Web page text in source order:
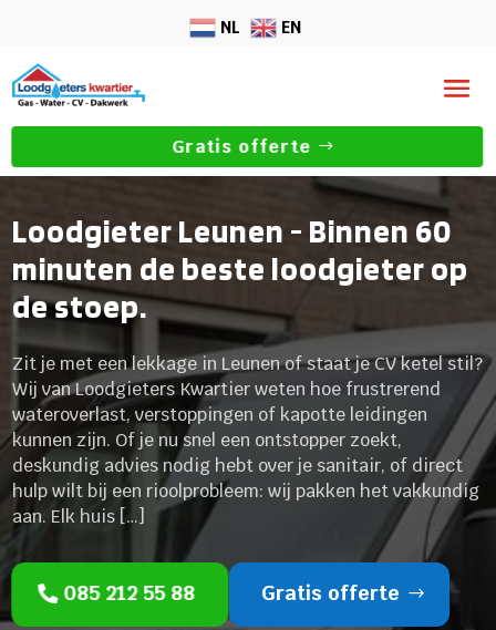
NL EN
Gratis offerte
Loodgieter Leunen - Binnen 60
minuten de beste loodgieter op
de stoep.
Zit je met een lekkage in Leunen of staat je CV ketel stil?
Wij van Loodgieters Kwartier weten hoe frustrerend
wateroverlast, verstoppingen of kapotte leidingen
kunnen zijn. Of je nu snel een ontstopper zoekt,
deskundig advies nodig hebt over je sanitair, of direct
hulp wilt bij een rioolprobleem: wij pakken het vakkundig
aan. Elk huis […]
085 212 55 88 Gratis offerte